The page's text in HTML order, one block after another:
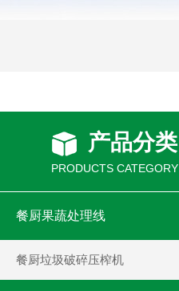
产品分类
PRODUCTS CATEGORY
餐厨果蔬处理线
餐厨垃圾破碎压榨机